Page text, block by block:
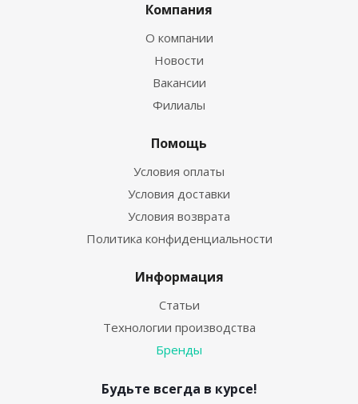
Компания
О компании
Новости
Вакансии
Филиалы
Помощь
Условия оплаты
Условия доставки
Условия возврата
Политика конфиденциальности
Информация
Статьи
Технологии производства
Бренды
Будьте всегда в курсе!